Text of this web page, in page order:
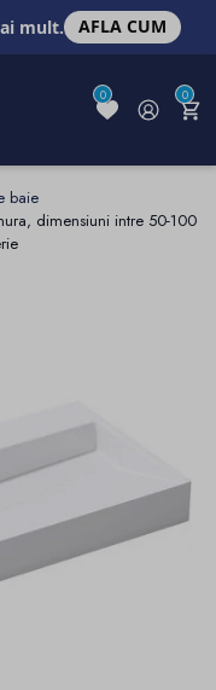
mult. AFLA CUM
0 0
baie
dimensiuni intre 50-100